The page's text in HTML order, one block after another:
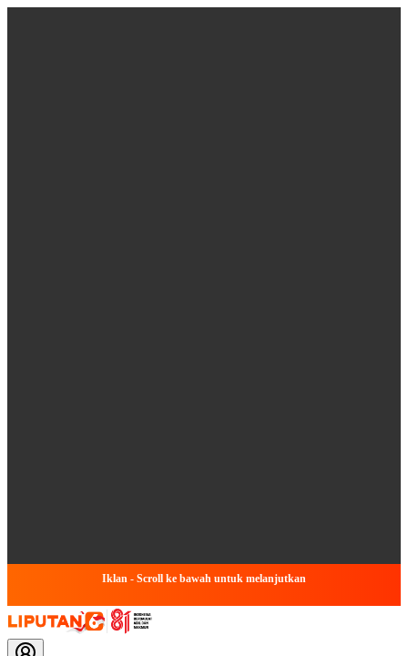
Iklan - Scroll ke bawah untuk melanjutkan